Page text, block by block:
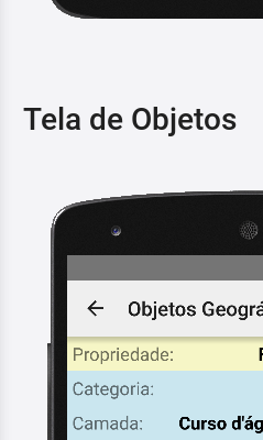
Tela de Objetos